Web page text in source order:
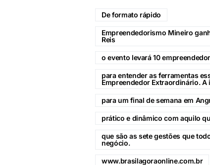
De formato rápido
Empreendedorismo Mineiro
Reis
o evento levará 10
para entender as ferramentas
Empreendedor Extraordinário.
para um final de semana em
prático e dinâmico com aquilo
que são as sete gestões que
negócio.
www.brasilagoraonline.com.br